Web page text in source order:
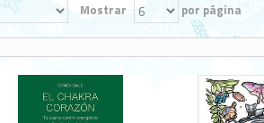
Mostrar por página